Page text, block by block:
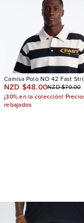
Camisa Polo NO 42 Fast
Fleece
NZD $48.00NZD $70.00
¡30% en la colección!
rebajados